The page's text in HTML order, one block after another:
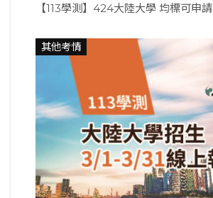
【113學測】424大陸大學 均標可申請
其他考情